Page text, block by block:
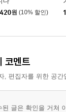
원 (10% 할인)
코멘트
, 편집자를 위한 공
된 글은 확인을 거쳐